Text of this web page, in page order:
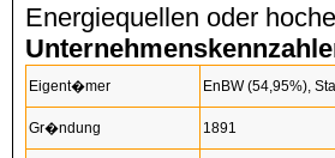
Energiequellen oder
Eigent�mer EnBW (54,95%),
Gr�ndung 1891